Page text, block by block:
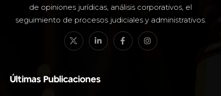
de opiniones jurídicas, análisis corporativos, el
seguimiento de procesos judiciales y administrativos.
Últimas Publicaciones